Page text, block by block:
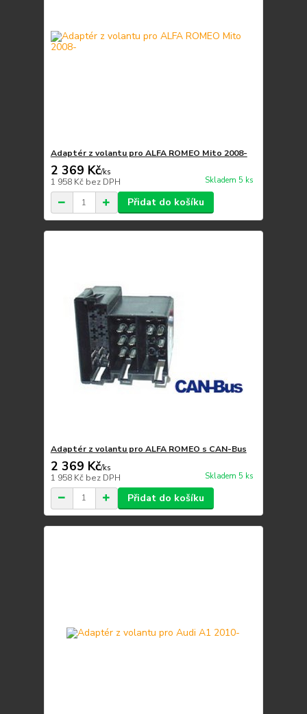
Adaptér z volantu pro ALFA ROMEO Mito 2008-
2 369 Kč/ks
1 958 Kč bez DPH Skladem 5 ks
Přidat do košíku
Adaptér z volantu pro ALFA ROMEO s CAN-Bus
2 369 Kč/ks
1 958 Kč bez DPH Skladem 5 ks
Přidat do košíku